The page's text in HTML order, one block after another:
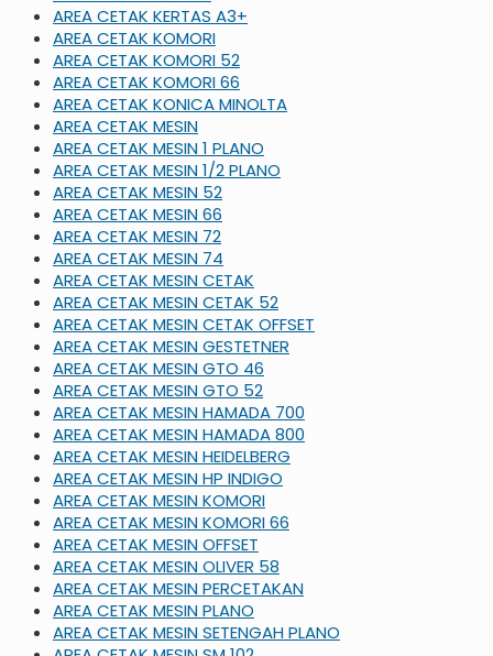
AREA CETAK KERTAS A3+
AREA CETAK KOMORI
AREA CETAK KOMORI 52
AREA CETAK KOMORI 66
AREA CETAK KONICA MINOLTA
AREA CETAK MESIN
AREA CETAK MESIN 1 PLANO
AREA CETAK MESIN 1/2 PLANO
AREA CETAK MESIN 52
AREA CETAK MESIN 66
AREA CETAK MESIN 72
AREA CETAK MESIN 74
AREA CETAK MESIN CETAK
AREA CETAK MESIN CETAK 52
AREA CETAK MESIN CETAK OFFSET
AREA CETAK MESIN GESTETNER
AREA CETAK MESIN GTO 46
AREA CETAK MESIN GTO 52
AREA CETAK MESIN HAMADA 700
AREA CETAK MESIN HAMADA 800
AREA CETAK MESIN HEIDELBERG
AREA CETAK MESIN HP INDIGO
AREA CETAK MESIN KOMORI
AREA CETAK MESIN KOMORI 66
AREA CETAK MESIN OFFSET
AREA CETAK MESIN OLIVER 58
AREA CETAK MESIN PERCETAKAN
AREA CETAK MESIN PLANO
AREA CETAK MESIN SETENGAH PLANO